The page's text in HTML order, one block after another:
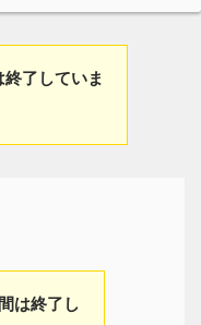
了していま
は終了し